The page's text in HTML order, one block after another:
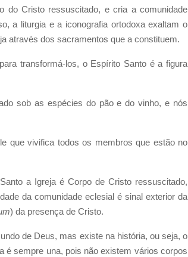
do Cristo ressuscitado, e cria a comunidade
a liturgia e a iconografia ortodoxa exaltam o
através dos sacramentos que a constituem.
transformá-los, o Espírito Santo é a figura
sob as espécies do pão e do vinho, e nós
que vivifica todos os membros que estão no
a Igreja é Corpo de Cristo ressuscitado,
da comunidade eclesial é sinal exterior da
) da presença de Cristo.
de Deus, mas existe na história, ou seja, o
é sempre una, pois não existem vários corpos